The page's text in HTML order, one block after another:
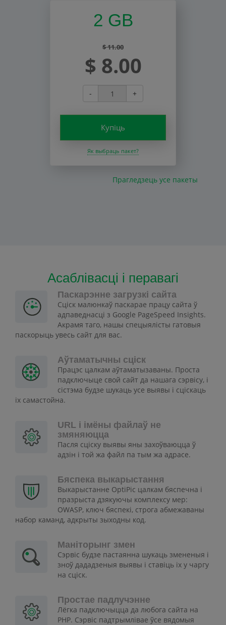
2 GB
$ 11.00
$ 8.00
- +
Купіць
Як выбраць пакет?
Прагледзець усе пакеты
Асаблівасці і перавагі
Паскарэнне загрузкі сайта
Сціск малюнкаў паскарае працу сайта ў
адпаведнасці з Google PageSpeed Insights.
Акрамя таго, нашы спецыялісты гатовыя
паскорыць увесь сайт для вас.
Аўтаматычны сціск
Працэс цалкам аўтаматызаваны. Проста
падключыце свой сайт да нашага сэрвісу, і
сістэма будзе шукаць усе выявы і сціскаць
іх самастойна.
URL і імёны файлаў не
змяняюцца
Пасля сціску выявы яны захоўваюцца ў
адзін і той жа файл па тым жа адрасе.
Бяспека выкарыстання
Выкарыстанне OptiPic цалкам бяспечна і
празрыста дзякуючы комплексу мер:
OWASP, ключ бяспекі, строга абмежаваны
набор каманд, адкрыты зыходны код.
Маніторынг змен
Сэрвіс будзе пастаянна шукаць змененыя і
зноў дададзеныя выявы і ставіць іх у чаргу
на сціск.
Простае падлучэнне
Лёгка падключыцца да любога сайта на
PHP. Сэрвіс падтрымлівае ўсе вядомыя